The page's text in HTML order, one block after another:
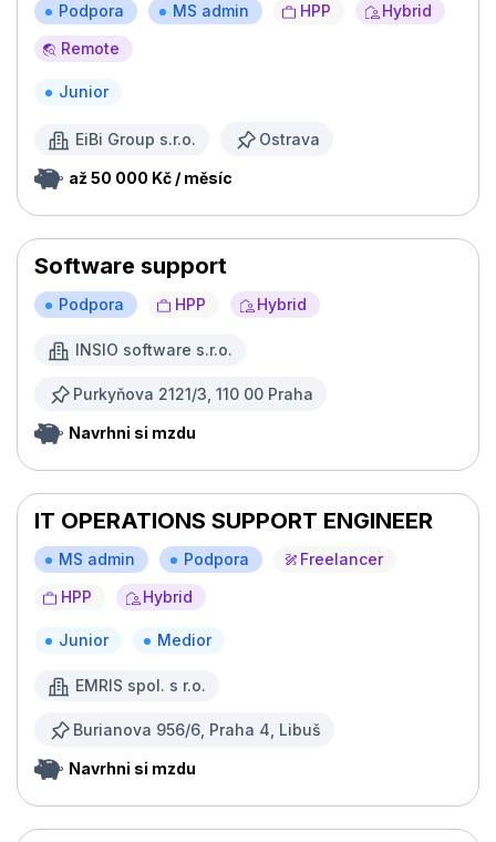
Podpora MS admin HPP
Hybrid
Remote
Junior
EiBi Group s.r.o. Ostrava
až 50 000 Kč / měsíc
Software support
Podpora HPP Hybrid
INSIO software s.r.o.
Purkyňova 2121/3, 110 00 Praha
Navrhni si mzdu
IT OPERATIONS SUPPORT ENGINEER
MS admin Podpora
Freelancer
HPP
Hybrid
Junior Medior
EMRIS spol. s r.o.
Burianova 956/6, Praha 4, Libuš
Navrhni si mzdu